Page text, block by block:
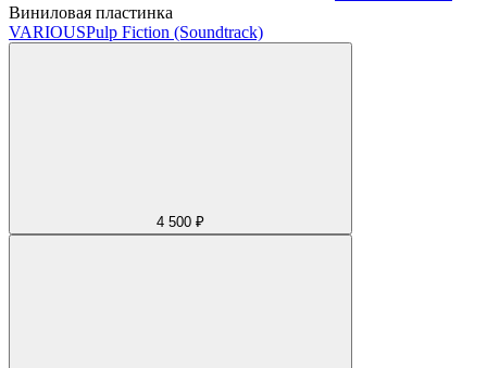
Виниловая пластинка
VARIOUSPulp Fiction (Soundtrack)
4 500 ₽